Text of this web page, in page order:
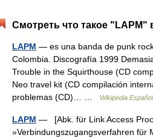
Смотреть что такое "LAPM"
LAPM — es una banda de punk
Colombia. Discografía 1999
Trouble in the Squirthouse (CD
Neo travel kit (CD compilación
problemas (CD)… …
Wikipedia Español
LAPM — [Abk. für Link Access
»Verbindungszugangsverfahren für